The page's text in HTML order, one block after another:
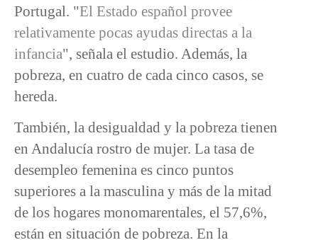
Portugal. "El Estado español provee
relativamente pocas ayudas directas a la
infancia", señala el estudio. Además, la
pobreza, en cuatro de cada cinco casos, se
hereda.
También, la desigualdad y la pobreza tienen
en Andalucía rostro de mujer. La tasa de
desempleo femenina es cinco puntos
superiores a la masculina y más de la mitad
de los hogares monomarentales, el 57,6%,
están en situación de pobreza. En la